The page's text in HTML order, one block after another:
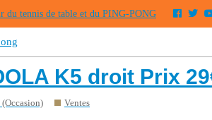
du tennis de table et du PING-PONG
K5 droit Prix
(Occasion)
Ventes